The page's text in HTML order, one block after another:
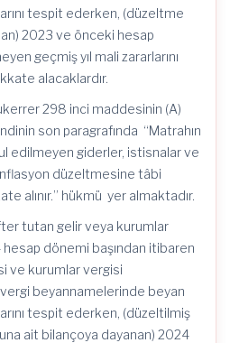
tespit ederken, (düzeltme
2023 ve önceki hesap
geçmiş yıl mali zararlarını
alacaklardır.
298 inci maddesinin (A)
son paragrafında “Matrahın
edilmeyen giderler, istisnalar ve
düzeltmesine tâbi
alınır.” hükmü yer almaktadır.
tutan gelir veya kurumlar
dönemi başından itibaren
ve kurumlar vergisi
beyannamelerinde beyan
tespit ederken, (düzeltilmiş
ait bilançoya dayanan) 2024